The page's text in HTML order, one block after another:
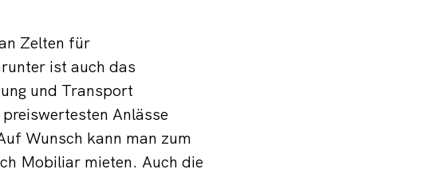
Zelten für
ist auch das
und Transport
Anlässe
Wunsch kann man zum
Mobiliar mieten. Auch die